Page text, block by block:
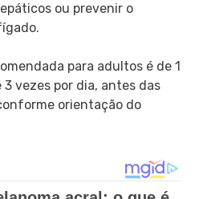
ou prevenir o
para adultos é de 1
vezes por dia, antes das
orientação do